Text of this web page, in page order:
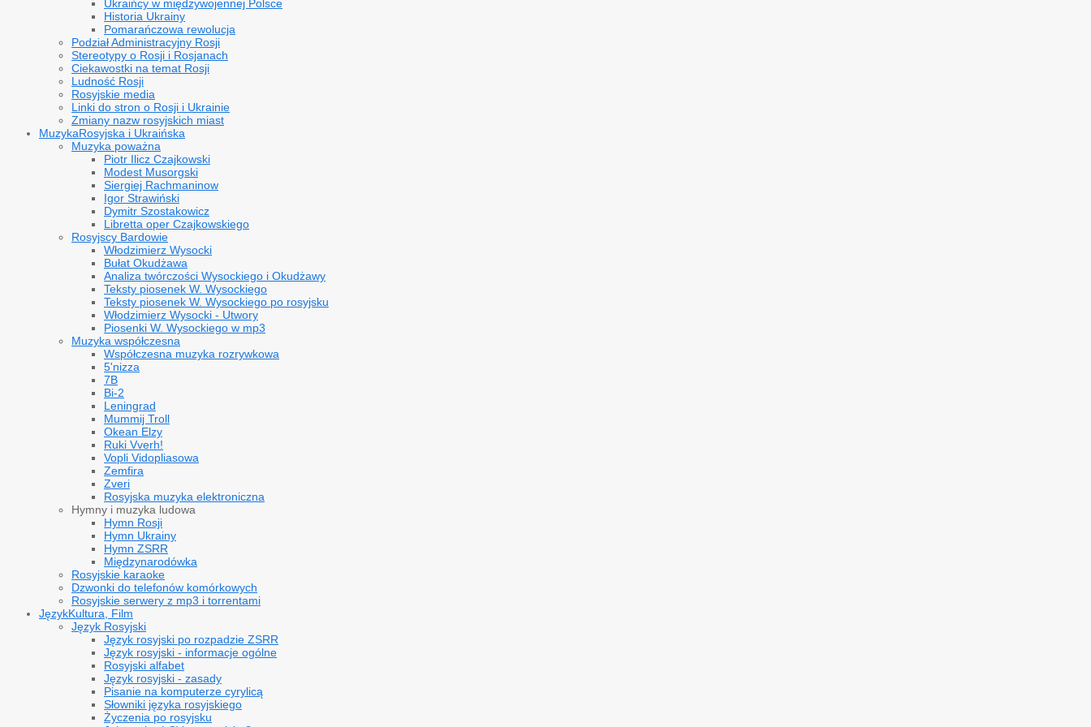
Ukraińcy w międzywojennej Polsce
Historia Ukrainy
Pomarańczowa rewolucja
Podział Administracyjny Rosji
Stereotypy o Rosji i Rosjanach
Ciekawostki na temat Rosji
Ludność Rosji
Rosyjskie media
Linki do stron o Rosji i Ukrainie
Zmiany nazw rosyjskich miast
MuzykaRosyjska i Ukraińska
Muzyka poważna
Piotr Ilicz Czajkowski
Modest Musorgski
Siergiej Rachmaninow
Igor Strawiński
Dymitr Szostakowicz
Libretta oper Czajkowskiego
Rosyjscy Bardowie
Włodzimierz Wysocki
Bułat Okudżawa
Analiza twórczości Wysockiego i Okudżawy
Teksty piosenek W. Wysockiego
Teksty piosenek W. Wysockiego po rosyjsku
Włodzimierz Wysocki - Utwory
Piosenki W. Wysockiego w mp3
Muzyka współczesna
Współczesna muzyka rozrywkowa
5'nizza
7B
Bi-2
Leningrad
Mummij Troll
Okean Elzy
Ruki Vverh!
Vopli Vidopliasowa
Zemfira
Zveri
Rosyjska muzyka elektroniczna
Hymny i muzyka ludowa
Hymn Rosji
Hymn Ukrainy
Hymn ZSRR
Międzynarodówka
Rosyjskie karaoke
Dzwonki do telefonów komórkowych
Rosyjskie serwery z mp3 i torrentami
JęzykKultura, Film
Język Rosyjski
Język rosyjski po rozpadzie ZSRR
Język rosyjski - informacje ogólne
Rosyjski alfabet
Język rosyjski - zasady
Pisanie na komputerze cyrylicą
Słowniki języka rosyjskiego
Życzenia po rosyjsku